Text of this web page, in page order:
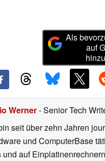
Als
auf
Werner- Senior Tech
seit über zehn Jahren
und ComputerBase
und auf